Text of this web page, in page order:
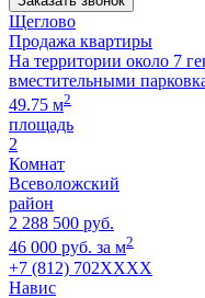
Щеглово
Продажа квартиры
На территории около 7
вместительными
49.75 м2
площадь
2
Комнат
Всеволожский
район
2 288 500 руб.
46 000 руб. за м2
+7 (812) 702XXXX
Навис